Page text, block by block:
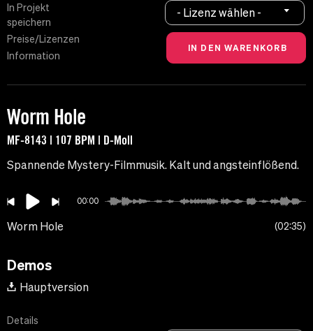
In Projekt
speichern
Preise/Lizenzen
Information
- Lizenz wählen -
Worm Hole
MF-8143 | 107 BPM | D-Moll
Spannende Mystery-Filmmusik. Kalt und angsteinflößend.
00:00
Worm Hole 02:35
Demos
Hauptversion
Details